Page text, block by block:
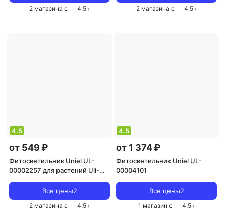
2 магазина с 4.5+ 2 магазина с 4.5+
4.5
от 549 ₽
Фитосветильник Uniel UL-
00002257 для растений Uli-
Все цены2
2 магазина с 4.5+
4.5
от 1 374 ₽
Фитосветильник Uniel UL-
00004101
Все цены2
1 магазин с 4.5+